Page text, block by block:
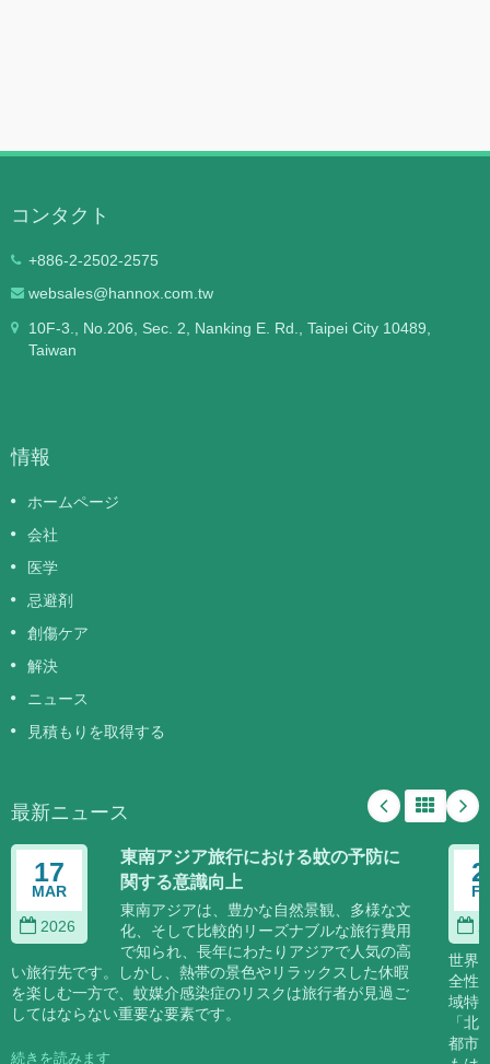
コンタクト
+886-2-2502-2575
websales@hannox.com.tw
10F-3., No.206, Sec. 2, Nanking E. Rd., Taipei City 10489,
Taiwan
情報
ホームページ
会社
医学
忌避剤
創傷ケア
解決
ニュース
見積もりを取得する
最新ニュース
17
MAR
2026
東南アジア旅行における蚊の予防に
関する意識向上
東南アジアは、豊かな自然景観、多様な文
化、そして比較的リーズナブルな旅行費用
で知られ、長年にわたりアジアで人気の高
い旅行先です。しかし、熱帯の景色やリラックスした休暇
を楽しむ一方で、蚊媒介感染症のリスクは旅行者が見過ご
してはならない重要な要素です。
続きを読みます
世界
全性
域特
「北
都市